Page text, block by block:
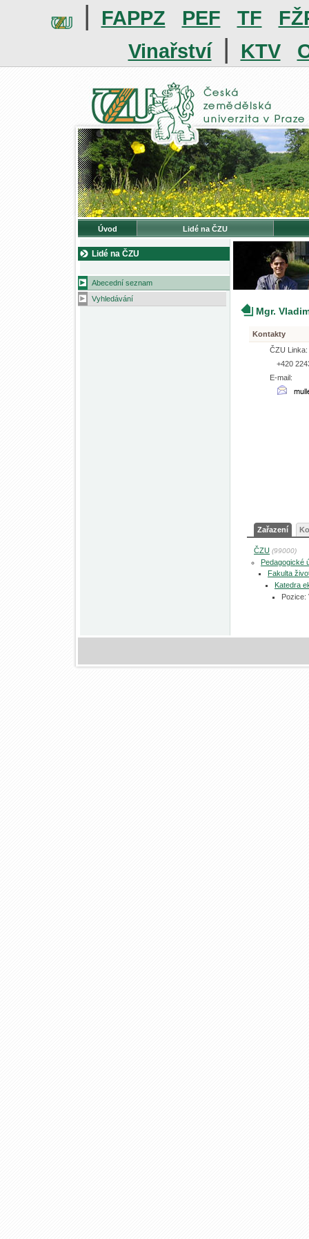
| FAPPZ PEF TF
Vinařství | KTV
Úvod Lidé na ČZU
Lidé na ČZU
Abecední seznam
Vyhledávání
Mgr.
Kontakty
ČZU Linka:
+420
E-mail:
Zařazení
ČZU (99000)
Pedagogické
Fakulta
Katedra
Pozice: